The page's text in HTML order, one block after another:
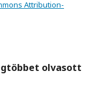
Attribution-
olvasott